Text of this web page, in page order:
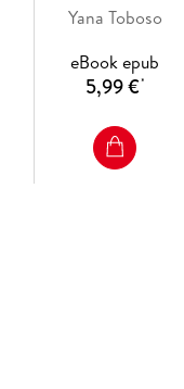
Yana Toboso
eBook epub
5,99 €*